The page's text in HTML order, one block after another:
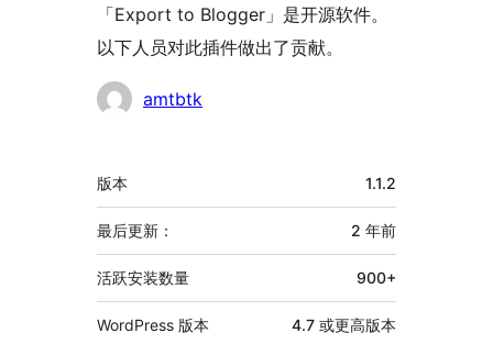
「Export to Blogger」是开源软件。
以下人员对此插件做出了贡献。
贡
amtbtk
额
外
信
息
版本 1.1.2
最后更新： 2 年前
活跃安装数量 900+
WordPress 版本 4.7 或更高版本